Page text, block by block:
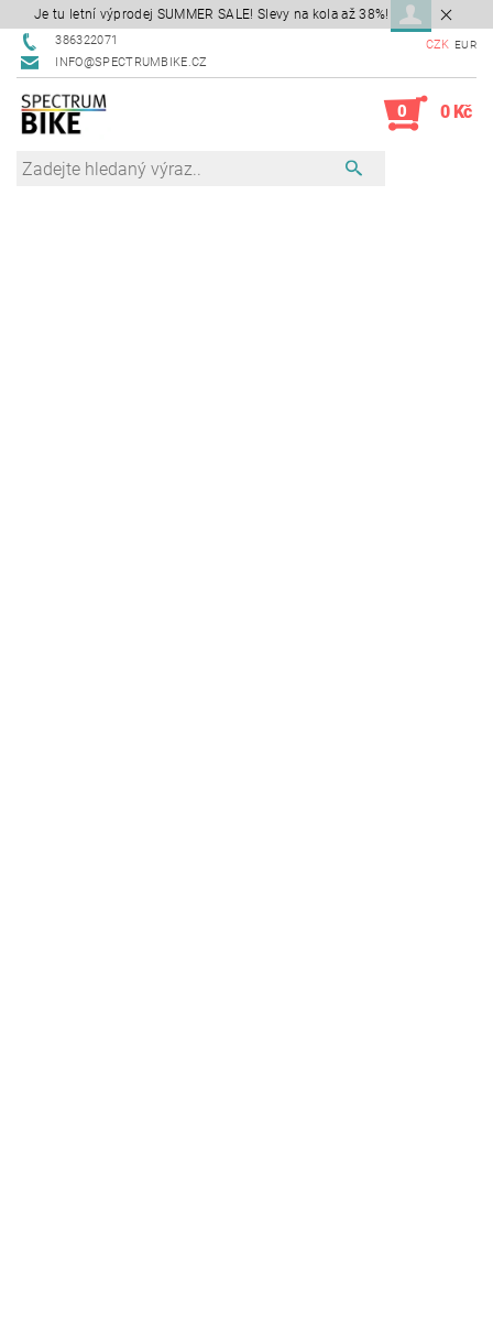
Je tu letní výprodej SUMMER SALE! Slevy na kola až 38%!
386322071
INFO@SPECTRUMBIKE.CZ
CZK EUR
0 0 Kč